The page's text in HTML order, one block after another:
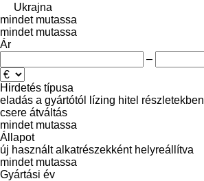
Ukrajna
mindet mutassa
mindet mutassa
Ár
–
Hirdetés típusa
eladás a gyártótól lízing hitel részletekben
csere átváltás
mindet mutassa
Állapot
új használt alkatrészekként helyreállítva
mindet mutassa
Gyártási év